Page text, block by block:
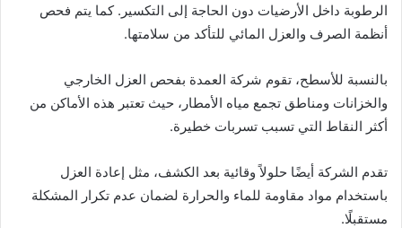
الرطوبة داخل الأرضيات دون الحاجة إلى التكسير. كما يتم فحص
أنظمة الصرف والعزل المائي للتأكد من سلامتها.
بالنسبة للأسطح، تقوم شركة العمدة بفحص العزل الخارجي
والخزانات ومناطق تجمع مياه الأمطار، حيث تعتبر هذه الأماكن من
أكثر النقاط التي تسبب تسربات خطيرة.
تقدم الشركة أيضًا حلولاً وقائية بعد الكشف، مثل إعادة العزل
باستخدام مواد مقاومة للماء والحرارة لضمان عدم تكرار المشكلة
مستقبلًا.